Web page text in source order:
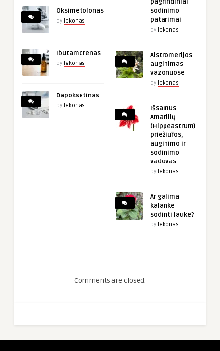
Oksimetolonas
by lekonas
Ibutamorenas
by lekonas
Dapoksetinas
by lekonas
pagrindiniai
sodinimo
patarimai
by lekonas
Alstromerijos
auginimas
vazonuose
by lekonas
Išsamus
Amarilių
(Hippeastrum)
priežiūros,
auginimo ir
sodinimo
vadovas
by lekonas
Ar galima
kalanke
sodinti lauke?
by lekonas
Comments are closed.